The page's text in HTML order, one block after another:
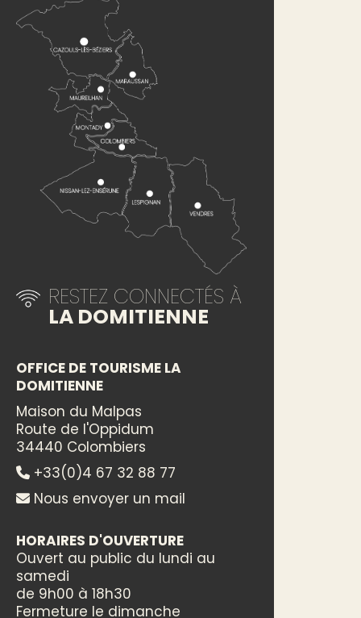
RESTEZ CONNECTÉS À
LA DOMITIENNE
OFFICE DE TOURISME LA
DOMITIENNE
Maison du Malpas
Route de l'Oppidum
34440 Colombiers
+33(0)4 67 32 88 77
Nous envoyer un mail
HORAIRES D'OUVERTURE
Ouvert au public du lundi au
samedi
de 9h00 à 18h30
Fermeture le dimanche